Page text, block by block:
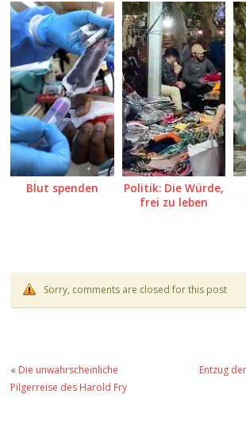
Blut spenden
Politik: Die Würde,
frei zu leben
Sorry, comments are closed for this post
« Die unwahrscheinliche
Pilgerreise des Harold Fry
Entzug